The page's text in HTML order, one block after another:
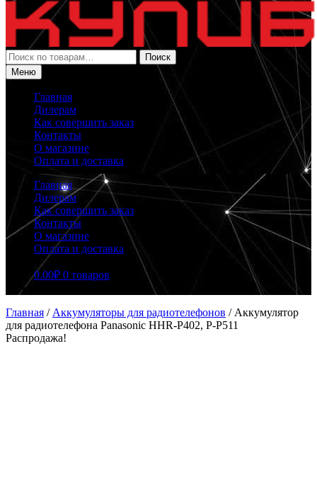
Искать:
Поиск
Меню
Главная
Дилерам
Как совершить заказ
Контакты
О магазине
Оплата и доставка
Главная
Дилерам
Как совершить заказ
Контакты
О магазине
Оплата и доставка
0.00₽ 0 товаров
Главная / Аккумуляторы для радиотелефонов / Аккумулятор
для радиотелефона Panasonic HHR-P402, P-P511
Распродажа!